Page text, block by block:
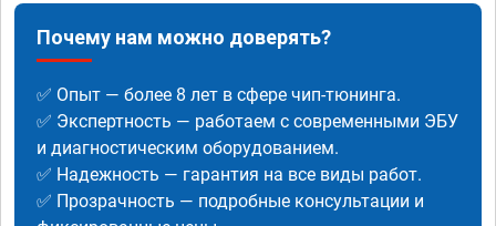
Почему нам можно доверять?
✅ Опыт — более 8 лет в сфере чип-тюнинга.
✅ Экспертность — работаем с современными ЭБУ
и диагностическим оборудованием.
✅ Надежность — гарантия на все виды работ.
✅ Прозрачность — подробные консультации и